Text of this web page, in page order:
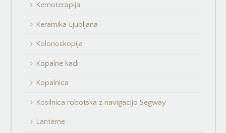
Kemoterapija
Keramika Ljubljana
Kolonoskopija
Kopalne kadi
Kopalnica
Kosilnica robotska z navigacijo Segway
Lanterne